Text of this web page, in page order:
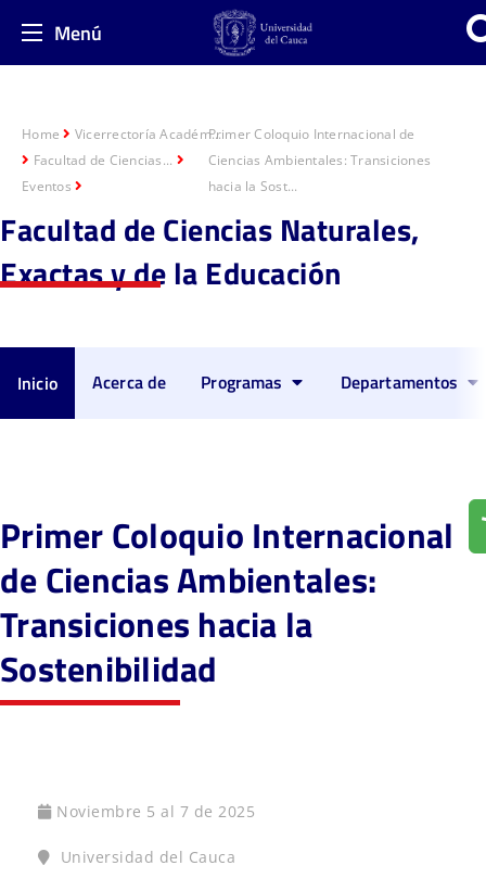
Menú
Home
Vicerrectoría Académ...
Facultad de Ciencias...
Eventos
Primer Coloquio Internacional de
Ciencias Ambientales: Transiciones
hacia la Sost...
Facultad de Ciencias Naturales,
Exactas y de la Educación
Inicio Acerca de Programas Departamentos
Primer Coloquio Internacional
de Ciencias Ambientales:
Transiciones hacia la
Sostenibilidad
Noviembre 5 al 7 de 2025
Universidad del Cauca